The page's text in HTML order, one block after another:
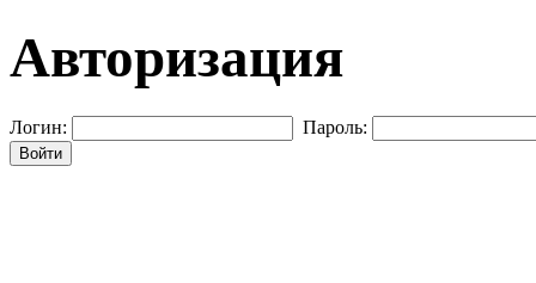
Авторизация
Логин: Пароль:
Войти